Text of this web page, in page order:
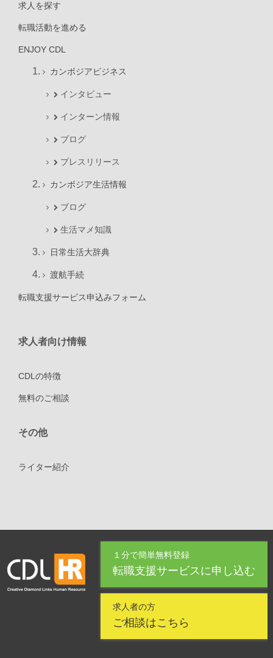
求人を探す
転職活動を進める
ENJOY CDL
カンボジアビジネス
インタビュー
インターン情報
ブログ
プレスリリース
カンボジア生活情報
ブログ
生活マメ知識
日常生活大辞典
渡航手続
転職支援サービス申込みフォーム
求人者向け情報
CDLの特徴
無料のご相談
その他
ライター紹介
１分で簡単無料登録
転職支援サービスに申し込む
求人者の方
ご相談はこちら